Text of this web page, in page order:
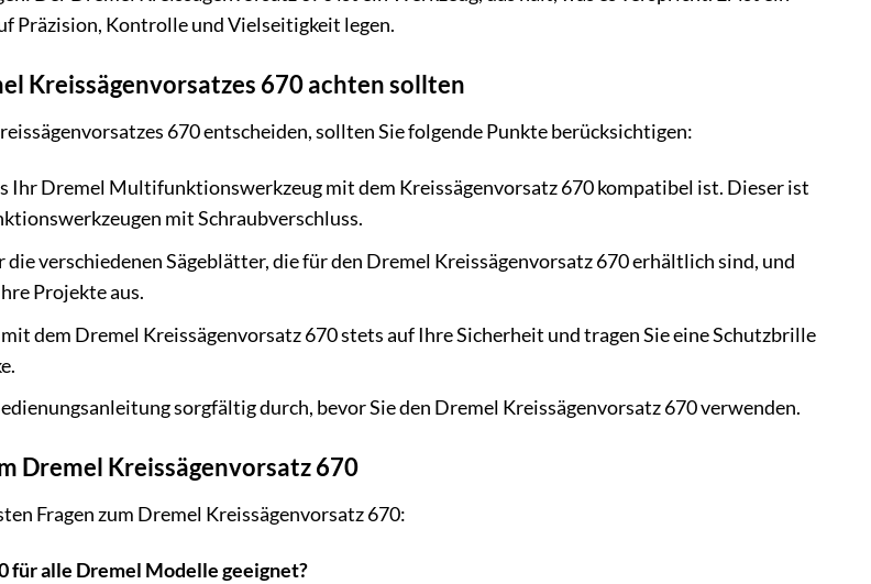
Präzision, Kontrolle und Vielseitigkeit legen.
Kreissägenvorsatzes 670 achten sollten
670 entscheiden, sollten Sie folgende Punkte berücksichtigen:
Ihr Dremel Multifunktionswerkzeug mit dem Kreissägenvorsatz 670 kompatibel ist. Dieser ist
mit Schraubverschluss.
die verschiedenen Sägeblätter, die für den Dremel Kreissägenvorsatz 670 erhältlich sind, und
Projekte aus.
dem Dremel Kreissägenvorsatz 670 stets auf Ihre Sicherheit und tragen Sie eine Schutzbrille
sorgfältig durch, bevor Sie den Dremel Kreissägenvorsatz 670 verwenden.
Dremel Kreissägenvorsatz 670
Fragen zum Dremel Kreissägenvorsatz 670:
für alle Dremel Modelle geeignet?